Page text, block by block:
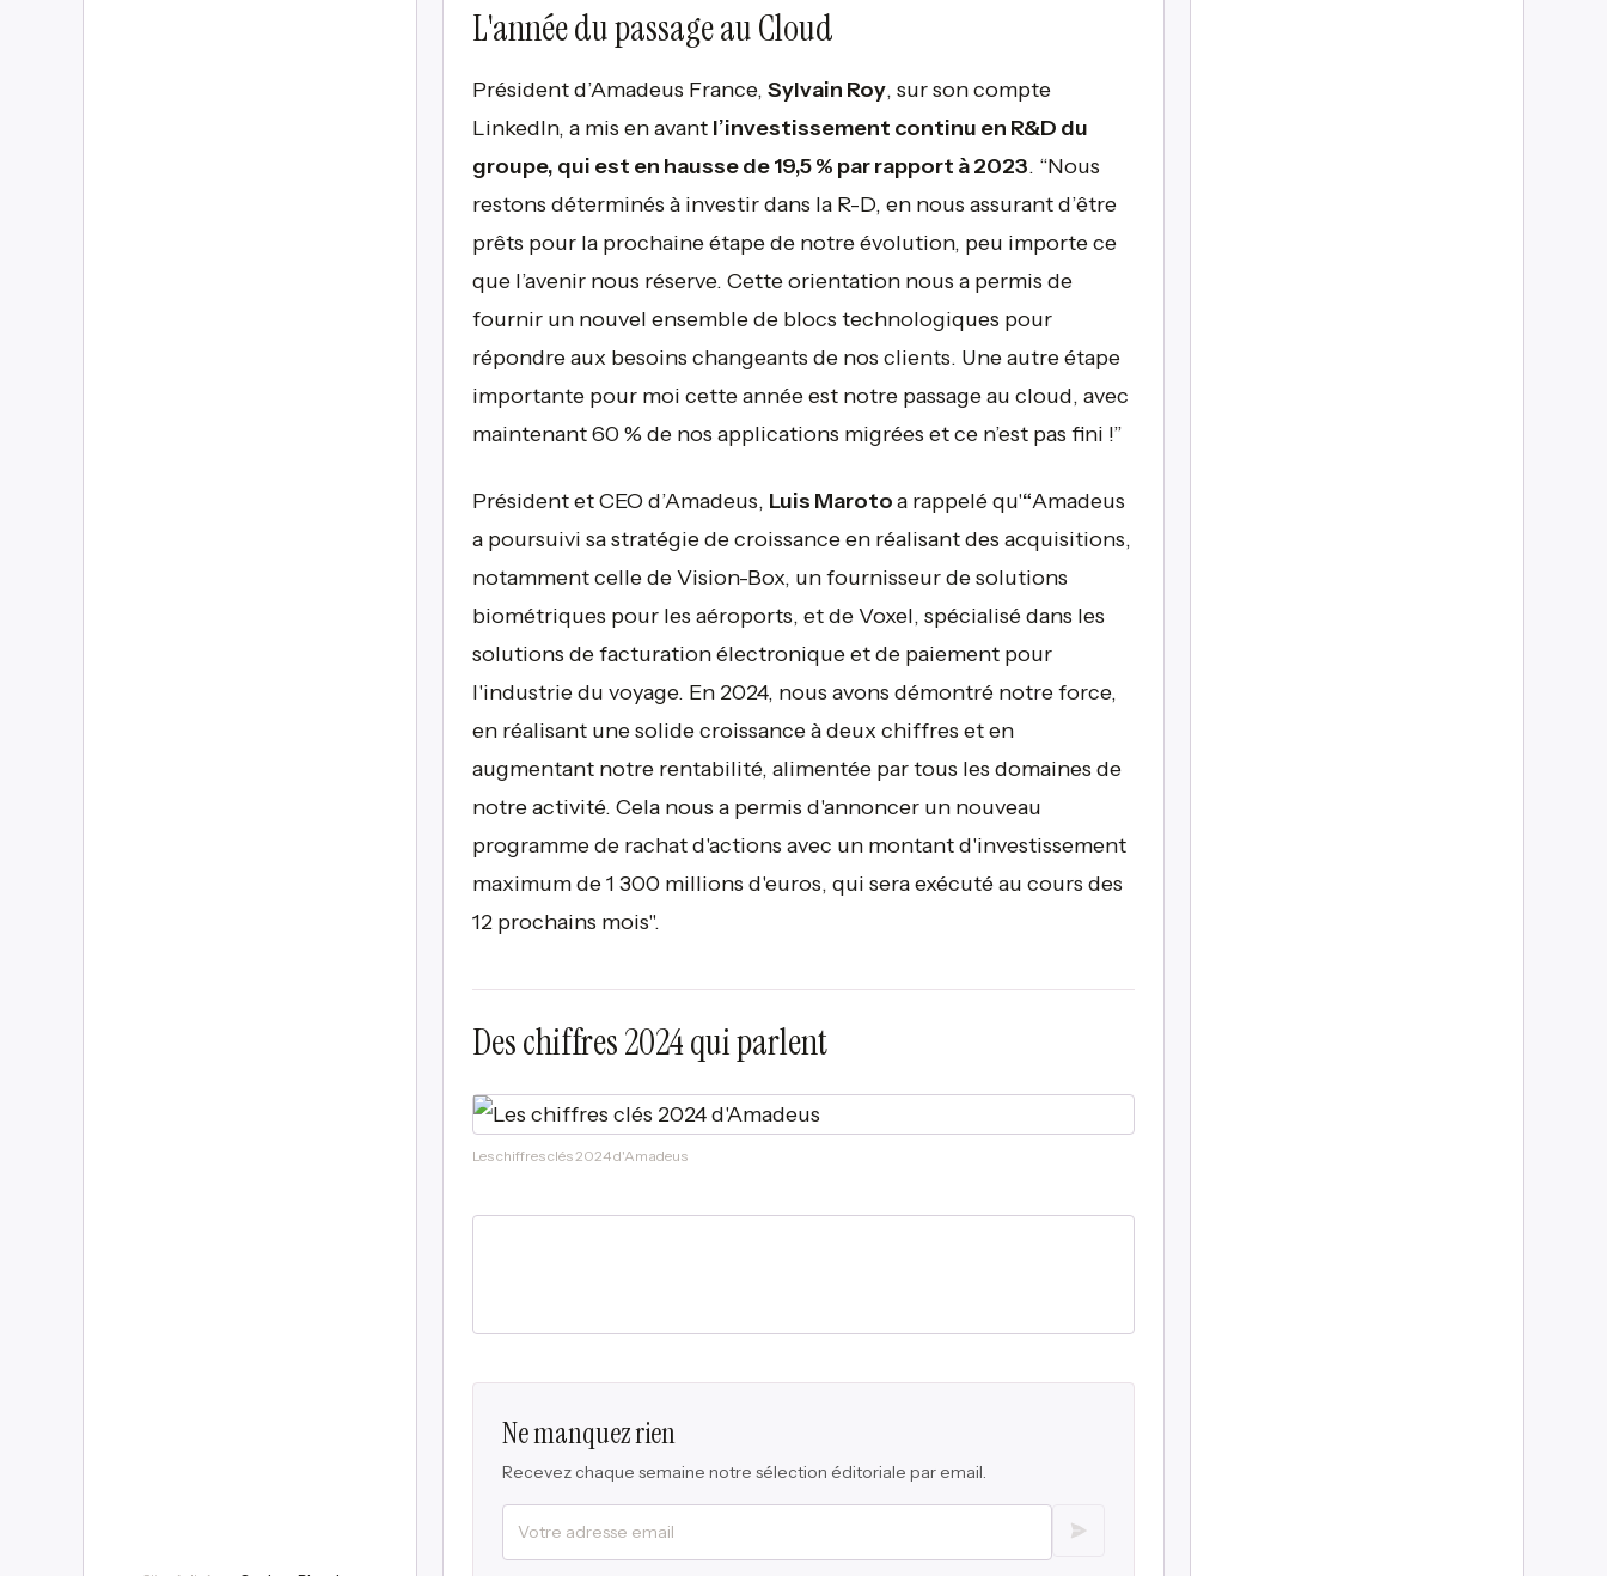
L'année du passage au Cloud
Président d’Amadeus France, ​ Sylvain Roy, sur son compte
LinkedIn, a mis en avant l’investissement continu en R&D du
groupe, qui est en hausse de 19,5 % par rapport à 2023. “Nous
restons déterminés à investir dans la R-D, en nous assurant d’être
prêts pour la prochaine étape de notre évolution, peu importe ce
que l’avenir nous réserve. Cette orientation nous a permis de
fournir un nouvel ensemble de blocs technologiques pour
répondre aux besoins changeants de nos clients. Une autre étape
importante pour moi cette année est notre passage au cloud, avec
maintenant 60 % de nos applications migrées et ce n’est pas fini !”
Président et CEO d’Amadeus, Luis Marotoa rappelé qu'“Amadeus
a poursuivi sa stratégie de croissance en réalisant des acquisitions,
notamment celle de Vision-Box, un fournisseur de solutions
biométriques pour les aéroports, et de Voxel, spécialisé dans les
solutions de facturation électronique et de paiement pour
l'industrie du voyage. En 2024, nous avons démontré notre force,
en réalisant une solide croissance à deux chiffres et en
augmentant notre rentabilité, alimentée par tous les domaines de
notre activité. Cela nous a permis d'annoncer un nouveau
programme de rachat d'actions avec un montant d'investissement
maximum de 1 300 millions d'euros, qui sera exécuté au cours des
12 prochains mois".
Des chiffres 2024 qui parlent
Les chiffres clés 2024 d'Amadeus
Ne manquez rien
Recevez chaque semaine notre sélection éditoriale par email.